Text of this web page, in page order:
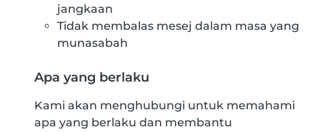
jangkaan
Tidak membalas mesej dalam masa yang
munasabah
Apa yang berlaku
Kami akan menghubungi untuk memahami
apa yang berlaku dan membantu